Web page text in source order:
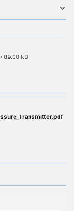
89.08 kB